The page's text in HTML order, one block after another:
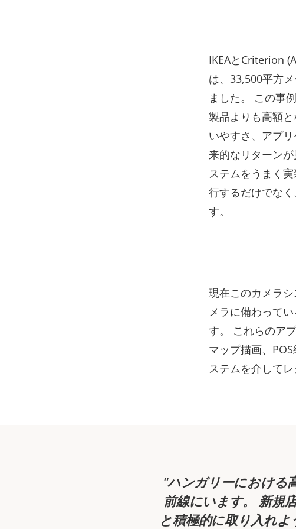
IKEAとCriterion
は、33,500平方
ました。 この事
製品よりも高額
いやすさ、アプ
来的なリターン
ステムをうまく
行するだけでな
す。
現在このカメラ
メラに備わって
す。 これらのア
マップ描画、
ステムを介してレ
ハンガリーにおける
前線にいます。 新規
と積極的に取り入れ